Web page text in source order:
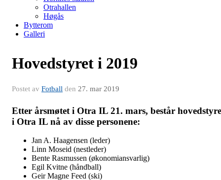
Otrahallen
Høgås
Bytterom
Galleri
Hovedstyret i 2019
Postet av Fotball den 27. mar 2019
Etter årsmøtet i Otra IL 21. mars, består
i Otra IL nå av disse personene:
Jan A. Haagensen (leder)
Linn Moseid (nestleder)
Bente Rasmussen (økonomiansvarlig)
Egil Kvitne (håndball)
Geir Magne Feed (ski)